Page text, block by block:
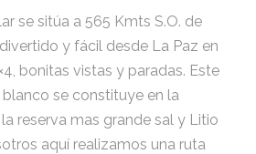
se sitúa a 565 Kmts S.O. de
y fácil desde La Paz en
bonitas vistas y paradas. Este
se constituye en la
reserva mas grande sal y Litio
aquí realizamos una ruta